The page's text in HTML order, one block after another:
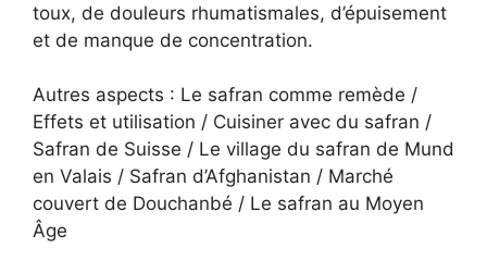
toux, de douleurs rhumatismales, d’épuisement
et de manque de concentration.
Autres aspects : Le safran comme remède /
Effets et utilisation / Cuisiner avec du safran /
Safran de Suisse / Le village du safran de Mund
en Valais / Safran d’Afghanistan / Marché
couvert de Douchanbé / Le safran au Moyen
Âge